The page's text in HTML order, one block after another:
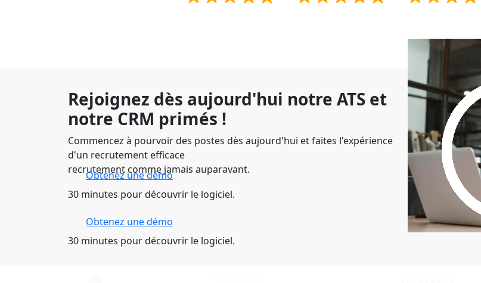
Rejoignez dès aujourd'hui notre ATS et
notre CRM primés !
Commencez à pourvoir des postes dès aujourd'hui et faites l'expérience
d'un recrutement efficace
recrutement comme jamais auparavant.
Obtenez une démo
30 minutes pour découvrir le logiciel.
Obtenez une démo
30 minutes pour découvrir le logiciel.